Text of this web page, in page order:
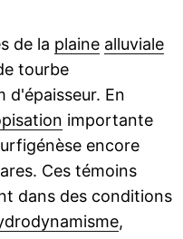
de la plaine alluviale
tourbe
d'épaisseur. En
importante
encore
Ces témoins
dans des conditions
,